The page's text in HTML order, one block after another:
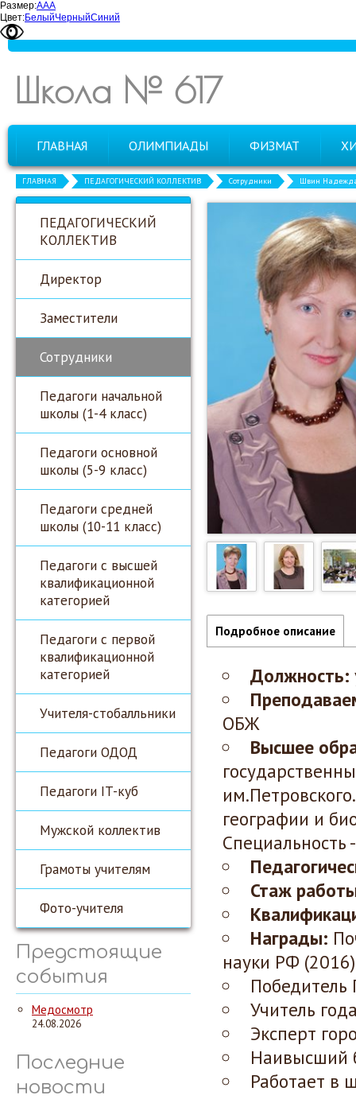
Размер:ААА
Цвет:БелыйЧерныйСиний
Школа № 617
ГЛАВНАЯ ОЛИМПИАДЫ ФИЗМАТ
ГЛАВНАЯ ПЕДАГОГИЧЕСКИЙ КОЛЛЕКТИВ Сотрудники Швин
ПЕДАГОГИЧЕСКИЙ
КОЛЛЕКТИВ
Директор
Заместители
Сотрудники
Педагоги начальной
школы (1-4 класс)
Педагоги основной
школы (5-9 класс)
Педагоги средней
школы (10-11 класс)
Педагоги с высшей
квалификационной
категорией
Педагоги с первой
квалификационной
категорией
Учителя-стобалльники
Педагоги ОДОД
Педагоги IT-куб
Мужской коллектив
Грамоты учителям
Фото-учителя
Предстоящие
события
Медосмотр
24.08.2026
Последние
новости
Подробное описание
Должность:
ОБЖ
Высшее
географии и
Специальность
Стаж
Награды:
науки РФ (2016)
Учитель
Эксперт
Наивысший
Работает в